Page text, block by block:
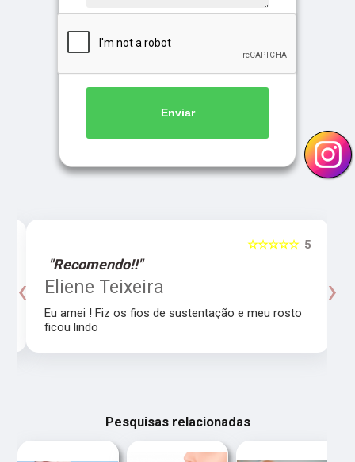
Enviar
5
☆☆☆☆☆
"Recomendo!!"
Eliene Teixeira
Eu amei ! Fiz os fios de sustentação e meu rosto
ficou lindo
‹ ›
Pesquisas relacionadas